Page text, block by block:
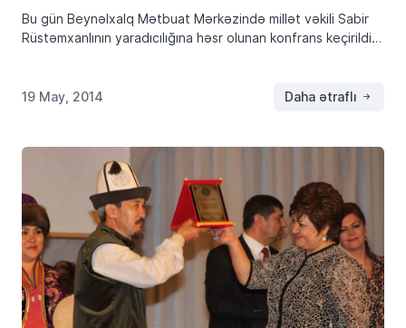
Bu gün Beynəlxalq Mətbuat Mərkəzində millət vəkili Sabir
Rüstəmxanlının yaradıcılığına həsr olunan konfrans keçirildi.
[…]
19 May, 2014 Daha ətraflı